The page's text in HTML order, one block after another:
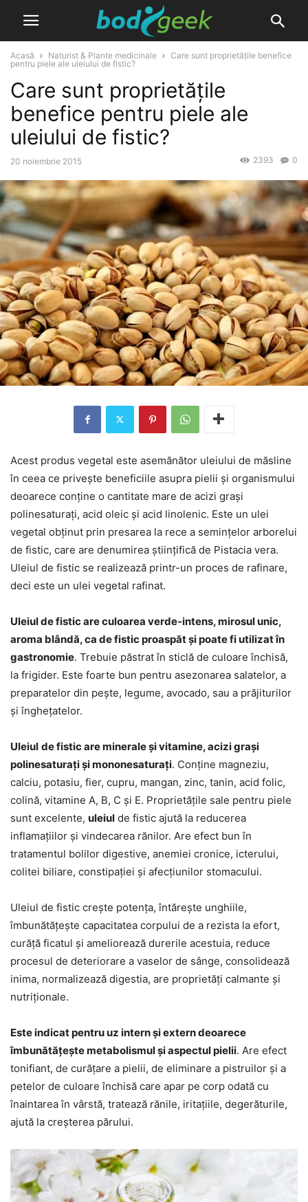
Acasă Naturist & Plante medicinale
Care sunt proprietățile benefice
pentru piele ale uleiului de fistic?
Care sunt proprietățile
benefice pentru piele ale
uleiului de fistic?
20 noiembrie 2015 0
2393
Acest produs vegetal este asemănător uleiului de măsline
în ceea ce privește beneficiile asupra pielii și organismului
deoarece conține o cantitate mare de acizi grași
polinesaturați, acid oleic și acid linolenic. Este un ulei
vegetal obținut prin presarea la rece a semințelor arborelui
de fistic, care are denumirea științifică de Pistacia vera.
Uleiul de fistic se realizează printr-un proces de rafinare,
deci este un ulei vegetal rafinat.
Uleiul de fistic are culoarea verde-intens, mirosul unic,
aroma blândă, ca de fistic proaspăt și poate fi utilizat în
gastronomie. Trebuie păstrat în sticlă de culoare închisă,
la frigider. Este foarte bun pentru asezonarea salatelor, a
preparatelor din pește, legume, avocado, sau a prăjiturilor
și înghețatelor.
Uleiul de fistic are minerale și vitamine, acizi grași
polinesaturați și mononesaturați. Conține magneziu,
calciu, potasiu, fier, cupru, mangan, zinc, tanin, acid folic,
colină, vitamine A, B, C și E. Proprietățile sale pentru piele
sunt excelente, uleiul de fistic ajută la reducerea
inflamațiilor și vindecarea rănilor. Are efect bun în
tratamentul bolilor digestive, anemiei cronice, icterului,
colitei biliare, constipației și afecțiunilor stomacului.
Uleiul de fistic crește potența, întărește unghiile,
îmbunătățește capacitatea corpului de a rezista la efort,
curăță ficatul și ameliorează durerile acestuia, reduce
procesul de deteriorare a vaselor de sânge, consolidează
inima, normalizează digestia, are proprietăți calmante și
nutriționale.
Este indicat pentru uz intern și extern deoarece
îmbunătățește metabolismul și aspectul pielii. Are efect
tonifiant, de curățare a pielii, de eliminare a pistruilor și a
petelor de culoare închisă care apar pe corp odată cu
înaintarea în vârstă, tratează rănile, iritațiile, degerăturile,
ajută la creșterea părului.